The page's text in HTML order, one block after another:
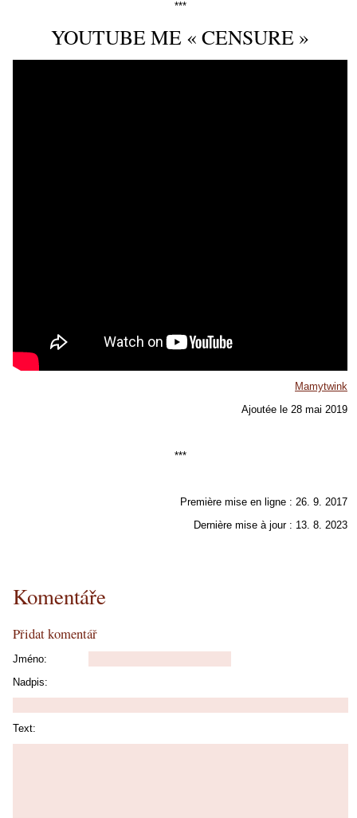
***
YOUTUBE ME « CENSURE »
Mamytwink
Ajoutée le 28 mai 2019
***
Première mise en ligne : 26. 9. 2017
Dernière mise à jour : 13. 8. 2023
Komentáře
Přidat komentář
Jméno:
Nadpis:
Text: